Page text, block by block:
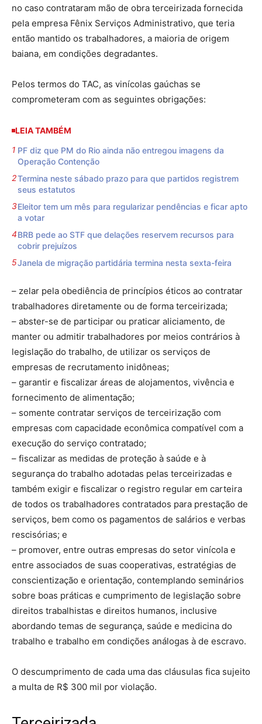
no caso contrataram mão de obra terceirizada fornecida
pela empresa Fênix Serviços Administrativo, que teria
então mantido os trabalhadores, a maioria de origem
baiana, em condições degradantes.
Pelos termos do TAC, as vinícolas gaúchas se
comprometeram com as seguintes obrigações:
LEIA TAMBÉM
PF diz que PM do Rio ainda não entregou imagens da
Operação Contenção
Termina neste sábado prazo para que partidos registrem
seus estatutos
Eleitor tem um mês para regularizar pendências e ficar apto
a votar
BRB pede ao STF que delações reservem recursos para
cobrir prejuízos
Janela de migração partidária termina nesta sexta-feira
– zelar pela obediência de princípios éticos ao contratar
trabalhadores diretamente ou de forma terceirizada;
– abster-se de participar ou praticar aliciamento, de
manter ou admitir trabalhadores por meios contrários à
legislação do trabalho, de utilizar os serviços de
empresas de recrutamento inidôneas;
– garantir e fiscalizar áreas de alojamentos, vivência e
fornecimento de alimentação;
– somente contratar serviços de terceirização com
empresas com capacidade econômica compatível com a
execução do serviço contratado;
– fiscalizar as medidas de proteção à saúde e à
segurança do trabalho adotadas pelas terceirizadas e
também exigir e fiscalizar o registro regular em carteira
de todos os trabalhadores contratados para prestação de
serviços, bem como os pagamentos de salários e verbas
rescisórias; e
– promover, entre outras empresas do setor vinícola e
entre associados de suas cooperativas, estratégias de
conscientização e orientação, contemplando seminários
sobre boas práticas e cumprimento de legislação sobre
direitos trabalhistas e direitos humanos, inclusive
abordando temas de segurança, saúde e medicina do
trabalho e trabalho em condições análogas à de escravo.
O descumprimento de cada uma das cláusulas fica sujeito
a multa de R$ 300 mil por violação.